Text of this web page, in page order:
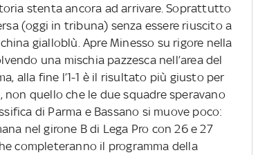
stenta ancora ad arrivare. Soprattutto
(oggi in tribuna) senza essere riuscito a
gialloblù. Apre Minesso su rigore nella
una mischia pazzesca nell’area del
alla fine l’1-1 è il risultato più giusto per
quello che le due squadre speravano
di Parma e Bassano si muove poco:
nel girone B di Lega Pro con 26 e 27
completeranno il programma della